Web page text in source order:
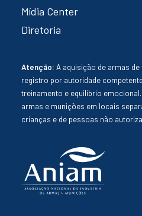
Mídia Center
Diretoria
Atenção: A aquisição de armas
registro por autoridade
treinamento e equilíbrio
armas e munições em locais
crianças e de pessoas não